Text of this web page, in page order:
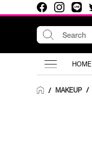
HOME
/ MAKEUP /